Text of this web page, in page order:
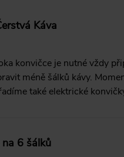
Káva
konvičce je nutné vždy
méně šálků kávy.
také elektrické
na 6 šálků